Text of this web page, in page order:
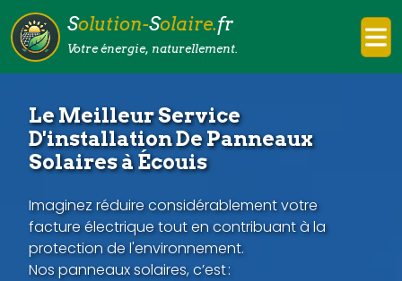
Solution-Solaire.fr
Votre énergie, naturellement.
Le Meilleur Service
D'installation De Panneaux
Solaires à Écouis
Imaginez réduire considérablement votre
facture électrique tout en contribuant à la
protection de l'environnement.
Nos panneaux solaires, c’est :